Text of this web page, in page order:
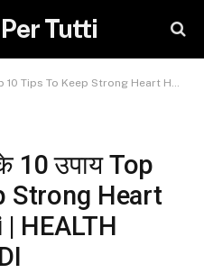
Tutti
Heart Healthy in Hindi | HEALTH CARE TIPS HINDI
10 उपाय Top
Strong Heart
HEALTH